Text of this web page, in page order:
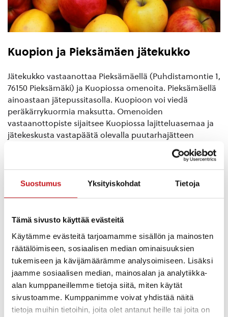
Suostumus Yksityiskohdat Tietoja
Tämä sivusto käyttää evästeitä
Käytämme evästeitä tarjoamamme sisällön ja mainosten
räätälöimiseen, sosiaalisen median ominaisuuksien
tukemiseen ja kävijämäärämme analysoimiseen. Lisäksi
jaamme sosiaalisen median, mainosalan ja analytiikka-
alan kumppaneillemme tietoja siitä, miten käytät
sivustoamme. Kumppanimme voivat yhdistää näitä
tietoja muihin tietoihin, joita olet antanut heille tai joita on
Kuopion ja Pieksämäen jätekukko
Jätekukko vastaanottaa Pieksämäellä (Puhdistamontie 1,
76150 Pieksämäki) ja Kuopiossa omenoita. Pieksämäellä
ainoastaan jätepussitasolla. Kuopioon voi viedä
peräkärrykuormia maksutta. Omenoiden
vastaanottopiste sijaitsee Kuopiossa lajitteluasemaa ja
jätekeskusta vastapäätä olevalla puutarhajätteen
vastaanottoalueella, joka on auki 24/7. Kuopion
jäteasema, Kaatopaikantie 316, 71520 Kaislastenlahti.
Ei omenajätekuormia kunnan
puutarhajätepaikalle!
Omenajätekuormia ei voida vastaanottaa kunnan
puutarhajätepaikalla, sillä se vaatisi järkevän
vastaanottoastian ja kuljetusjärjestelyn Kuopioon.
Jätekukon lajitteluoppaan ohjeistus
Ensisijaisesti omenat kannattaa säilöä esimerkiksi
tuoremehuksi, soseeksi tai hilloksi. Voit myös